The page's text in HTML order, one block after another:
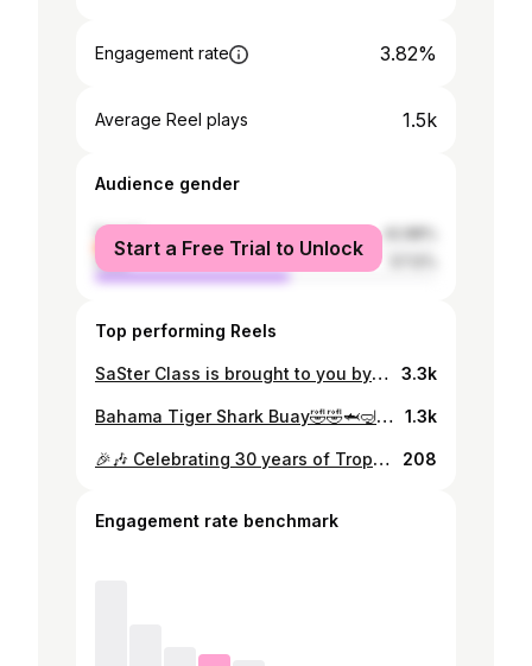
Engagement rate 3.82%
Average Reel plays 1.5k
Audience gender
female
male
Start a Free Trial to Unlock
Top performing Reels
SaSter Class is brought to you by @upmarket_panama 3.3k
Bahama Tiger Shark Buay🤣🤣🦈🤿🎥 when I be down there dims I be singing some music by @slim_shortyandslim Shorty and Slim while I be filming the sharks 1.3k
🎉🎶 Celebrating 30 years of Tropical Rock from Panama! Shorty & Slim have blended calypso, reggae, rock and folk and hip hop, into a sound that’s uniquely Panamanian. Thirteen albums, over ninety songs, and countless memories later, we’re just getting started Lico Buay! Swipe to journey through our story, and drop your favorite S&S track in the comments! 👇💿🎸 #ShortyAndSlim #30YearsStrong #SASUMENTARIES #PanamaMusic Texts 📝 @altamarescribe 208
Engagement rate benchmark